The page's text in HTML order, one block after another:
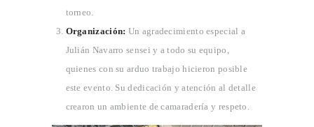
PROFESORES
OGKK YUETSU
torneo.
Organización: Un agradecimiento especial a
Julián Navarro sensei y a todo su equipo,
quienes con su arduo trabajo hicieron posible
este evento. Su dedicación y atención al detalle
crearon un ambiente de camaradería y respeto.